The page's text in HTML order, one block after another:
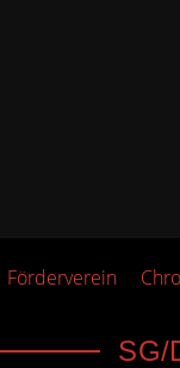
Förderverein
SG/